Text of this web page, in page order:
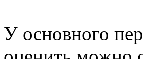
У основного